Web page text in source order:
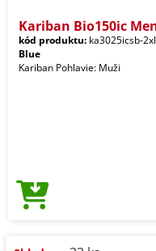
Kariban Bio150ic
kód produktu: ka3025icsb-2xl
Blue
Kariban Pohlavie: Muži